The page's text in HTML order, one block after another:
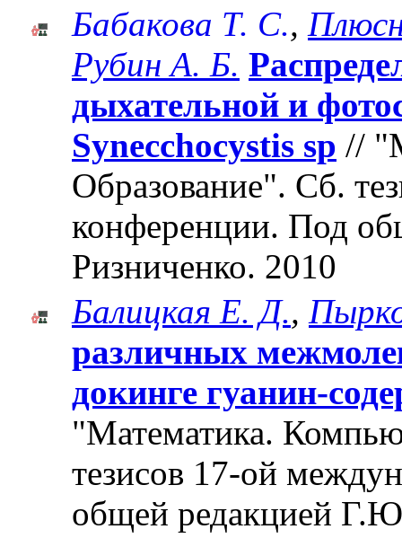
Бабакова Т. С.,
Рубин А. Б.
дыхательной и
Synecchocystis sp //
Образование". Cб.
конференции. Под
Ризниченко. 2010
Балицкая Е. Д.,
различных
докинге гуанин-
"Математика.
тезисов 17-ой
общей редакцией